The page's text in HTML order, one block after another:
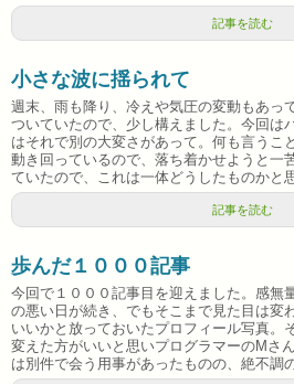
記事を読む
小さな波に揺られて
週末、雨も降り、冷えや気圧の変動もあっ
ついていたので、少し構えました。今回は
はそれで別の大変さがあって。何も言うこ
動き回っているので、落ち着かせようと一
ていたので、これは一体どうしたものかと
記事を読む
歩んだ１０００記事
今回で１０００記事目を迎えました。感無
の悪い日が続き、でもそこまで見た目は変
いいかと放っておいたプロフィール写真。
変えた方がいいと思いプログラマーのMさ
は別件で会う用事があったものの、絶不調